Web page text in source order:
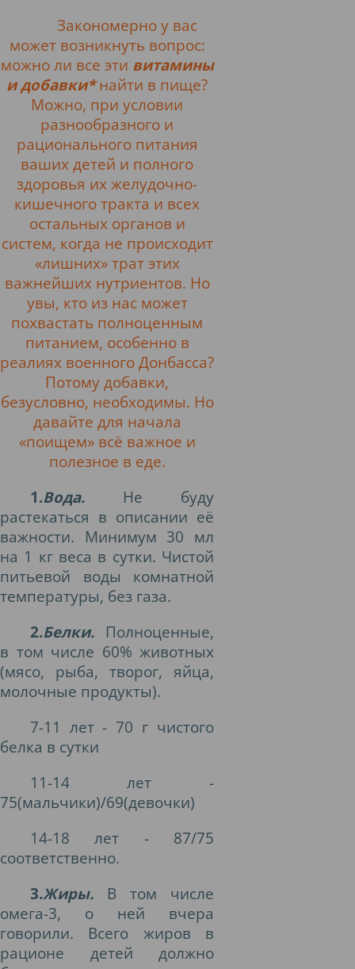
Закономерно у вас
может возникнуть вопрос:
можно ли все эти витамины
и добавки*найти в пище?
Можно, при условии
разнообразного и
рационального питания
ваших детей и полного
здоровья их желудочно-
кишечного тракта и всех
остальных органов и
систем, когда не происходит
«лишних» трат этих
важнейших нутриентов. Но
увы, кто из нас может
похвастать полноценным
питанием, особенно в
реалиях военного Донбасса?
Потому добавки,
безусловно, необходимы. Но
давайте для начала
«поищем» всё важное и
полезное в еде.
1.Вода.Не буду
растекаться в описании её
важности. Минимум 30 мл
на 1 кг веса в сутки. Чистой
питьевой воды комнатной
температуры, без газа.
2.Белки.Полноценные,
в том числе 60% животных
(мясо, рыба, творог, яйца,
молочные продукты).
7-11 лет - 70 г чистого
белка в сутки
11-14 лет -
75(мальчики)/69(девочки)
14-18 лет - 87/75
соответственно.
3.Жиры. В том числе
омега-3, о ней вчера
говорили. Всего жиров в
рационе детей должно